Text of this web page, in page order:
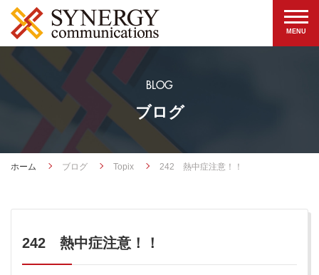
BLOG
ブログ
ホーム ブログ Topix 242 熱中症注意！！
242 熱中症注意！！